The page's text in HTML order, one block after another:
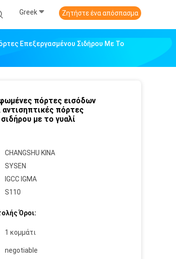
Greek Ζητήστε ένα απόσπασμα
Επεξεργασμένου Σιδήρου Με Το
πόρτες εισόδων
αντισηπτικές πόρτες
με το γυαλί
CHANGSHU ΚΙΝΑ
SYSEN
IGCC IGMA
S110
Όροι:
1 κομμάτι
negotiable